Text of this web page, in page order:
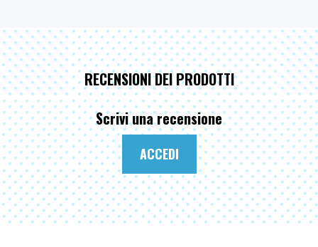
RECENSIONI DEI PRODOTTI
Scrivi una recensione
ACCEDI